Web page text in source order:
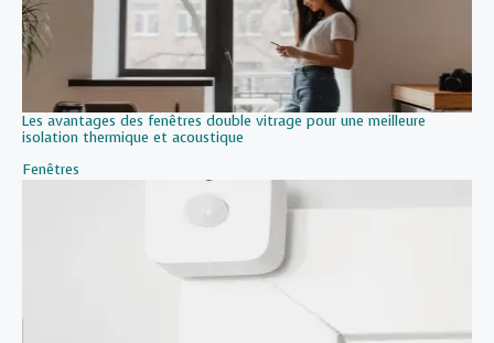
Les avantages des fenêtres double vitrage pour une meilleure
isolation thermique et acoustique
Par rapport à
Fenêtres